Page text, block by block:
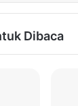
Dibaca